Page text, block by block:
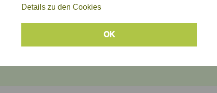
Details zu den Cookies
OK
Beratungsthemen